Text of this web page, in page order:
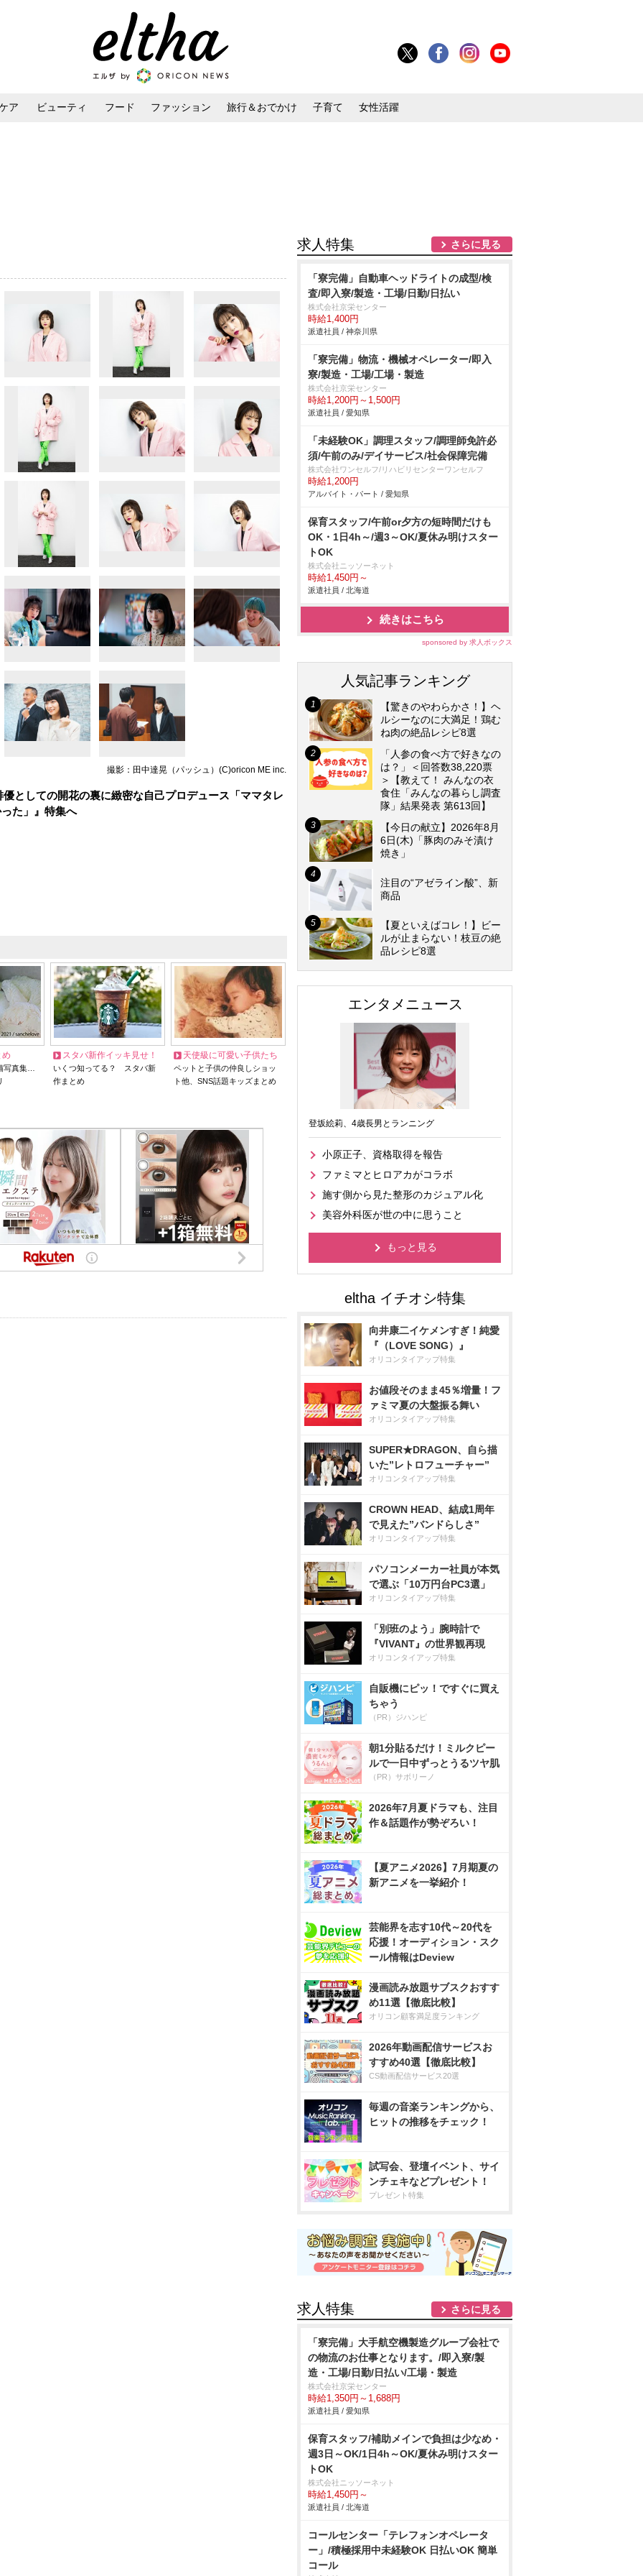
ア ビューティ フード ファッション 旅行＆おでかけ 子育て 女性活躍
撮影：田中達晃（パッシュ）(C)oricon ME inc.
としての開花の裏に緻密な自己プロデュース「ママタレ
た」』特集へ
め
写真集…
スタバ新作イッキ見せ！
いくつ知ってる？ スタバ新
作まとめ
天使級に可愛い子供たち
ペットと子供の仲良しショッ
ト他、SNS話題キッズまとめ
求人特集 さらに見る
「寮完備」自動車ヘッドライトの成型/検
査/即入寮/製造・工場/日勤/日払い
株式会社京栄センター
時給1,400円
派遣社員 / 神奈川県
「寮完備」物流・機械オペレーター/即入
寮/製造・工場/工場・製造
株式会社京栄センター
時給1,200円～1,500円
派遣社員 / 愛知県
「未経験OK」調理スタッフ/調理師免許必
須/午前のみ/デイサービス/社会保障完備
株式会社ワンセルフ/リハビリセンターワンセルフ
時給1,200円
アルバイト・パート / 愛知県
保育スタッフ/午前or夕方の短時間だけも
OK・1日4h～/週3～OK/夏休み明けスター
トOK
株式会社ニッソーネット
時給1,450円～
派遣社員 / 北海道
続きはこちら
sponsored by 求人ボックス
人気記事ランキング
【驚きのやわらかさ！】ヘ
ルシーなのに大満足！鶏む
ね肉の絶品レシピ8選
「人参の食べ方で好きなの
は？」＜回答数38,220票
＞【教えて！ みんなの衣
食住「みんなの暮らし調査
隊」結果発表 第613回】
【今日の献立】2026年8月
6日(木)「豚肉のみそ漬け
焼き」
注目の“アゼライン酸”、新
商品
【夏といえばコレ！】ビー
ルが止まらない！枝豆の絶
品レシピ8選
エンタメニュース
登坂絵莉、4歳長男とランニング
小原正子、資格取得を報告
ファミマとヒロアカがコラボ
施す側から見た整形のカジュアル化
美容外科医が世の中に思うこと
もっと見る
向井康二イケメンすぎ！純愛
『（LOVE SONG）』
オリコンタイアップ特集
お値段そのまま45％増量！フ
ァミマ夏の大盤振る舞い
オリコンタイアップ特集
SUPER★DRAGON、自ら描
いた”レトロフューチャー”
オリコンタイアップ特集
CROWN HEAD、結成1周年
で見えた”バンドらしさ”
オリコンタイアップ特集
パソコンメーカー社員が本気
で選ぶ「10万円台PC3選」
オリコンタイアップ特集
「別班のよう」腕時計で
『VIVANT』の世界観再現
オリコンタイアップ特集
自販機にピッ！ですぐに買え
ちゃう
（PR）ジハンピ
朝1分貼るだけ！ミルクピー
ルで一日中ずっとうるツヤ肌
（PR）サボリーノ
2026年7月夏ドラマも、注目
作＆話題作が勢ぞろい！
【夏アニメ2026】7月期夏の
新アニメを一挙紹介！
芸能界を志す10代～20代を
応援！オーディション・スク
ール情報はDeview
漫画読み放題サブスクおすす
め11選【徹底比較】
オリコン顧客満足度ランキング
2026年動画配信サービスお
すすめ40選【徹底比較】
CS動画配信サービス20選
毎週の音楽ランキングから、
ヒットの推移をチェック！
試写会、登壇イベント、サイ
ンチェキなどプレゼント！
プレゼント特集
求人特集 さらに見る
「寮完備」大手航空機製造グループ会社で
の物流のお仕事となります。/即入寮/製
造・工場/日勤/日払い/工場・製造
株式会社京栄センター
時給1,350円～1,688円
派遣社員 / 愛知県
保育スタッフ/補助メインで負担は少なめ・
週3日～OK/1日4h～OK/夏休み明けスター
トOK
株式会社ニッソーネット
時給1,450円～
派遣社員 / 北海道
コールセンター「テレフォンオペレータ
ー」/積極採用中未経験OK 日払いOK 簡単
コール